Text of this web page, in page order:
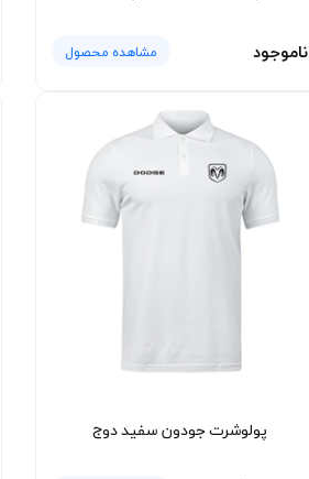
ناموجود مشاهده محصول
پولوشرت جودون سفید دوج